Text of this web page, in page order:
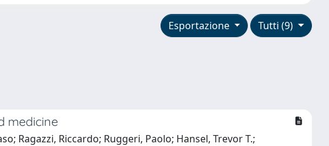
Tutti (9)
Esportazione
medicine
Ragazzi, Riccardo; Ruggeri, Paolo; Hansel, Trevor T.;